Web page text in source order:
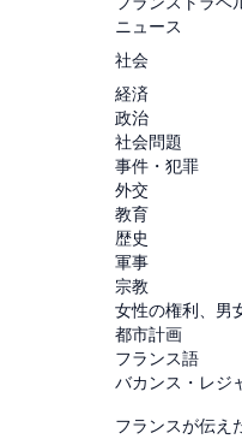
ニュース
社会
経済
政治
社会問題
事件・犯罪
外交
教育
歴史
軍事
宗教
女性の権利、男
都市計画
フランス語
バカンス・レジ
フランスが伝え